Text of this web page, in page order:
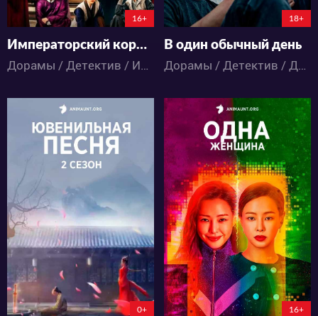
16+
Императорский коронер
Дорамы / Детектив / Исторический / Романтика
18+
В один обычный день
Дорамы / Детектив / Драма / Триллер
24611
10 29
0+
6801
12 17
16+